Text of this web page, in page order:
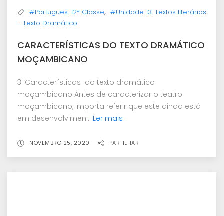
#Português: 12ª Classe, #Unidade 13: Textos literários
- Texto Dramático
CARACTERÍSTICAS DO TEXTO DRAMÁTICO
MOÇAMBICANO
3. Características do texto dramático
moçambicano Antes de caracterizar o teatro
moçambicano, importa referir que este ainda está
em desenvolvimen... Ler mais
NOVEMBRO 25, 2020 PARTILHAR